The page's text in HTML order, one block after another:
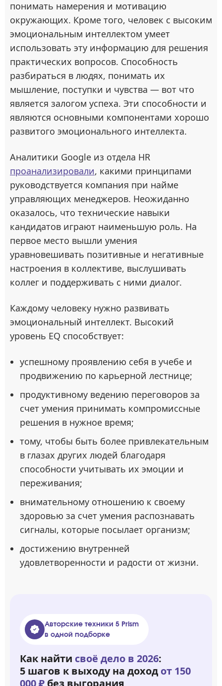
понимать намерения и мотивацию
окружающих. Кроме того, человек с высоким
эмоциональным интеллектом умеет
использовать эту информацию для решения
практических вопросов. Способность
разбираться в людях, понимать их
мышление, поступки и чувства — вот что
является залогом успеха. Эти способности и
являются основными компонентами хорошо
развитого эмоционального интеллекта.
Аналитики Google из отдела HR
проанализировали, какими принципами
руководствуется компания при найме
управляющих менеджеров. Неожиданно
оказалось, что технические навыки
кандидатов играют наименьшую роль. На
первое место вышли умения
уравновешивать позитивные и негативные
настроения в коллективе, выслушивать
коллег и поддерживать с ними диалог.
Каждому человеку нужно развивать
эмоциональный интеллект. Высокий
уровень EQ способствует:
успешному проявлению себя в учебе и
продвижению по карьерной лестнице;
продуктивному ведению переговоров за
счет умения принимать компромиссные
решения в нужное время;
тому, чтобы быть более привлекательным
в глазах других людей благодаря
способности учитывать их эмоции и
переживания;
внимательному отношению к своему
здоровью за счет умения распознавать
сигналы, которые посылает организм;
достижению внутренней
удовлетворенности и радости от жизни.
Авторские техники 5 Prism
в одной подборке
Как найти своё дело в 2026:
5 шагов к выходу на доход от 150
000 ₽ без выгорания